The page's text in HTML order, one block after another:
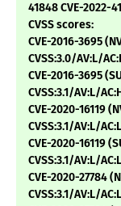
41848 CVE-2022-
CVSS scores:
CVE-2016-3695
CVSS:3.0/AV:L/
CVE-2016-3695
CVSS:3.1/AV:L/
CVE-2020-16119
CVSS:3.1/AV:L/
CVE-2020-16119
CVSS:3.1/AV:L/
CVE-2020-27784
CVSS:3.1/AV:L/